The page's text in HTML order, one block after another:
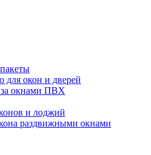
для окон и дверей
окнами ПВХ
и лоджий
раздвижными окнами